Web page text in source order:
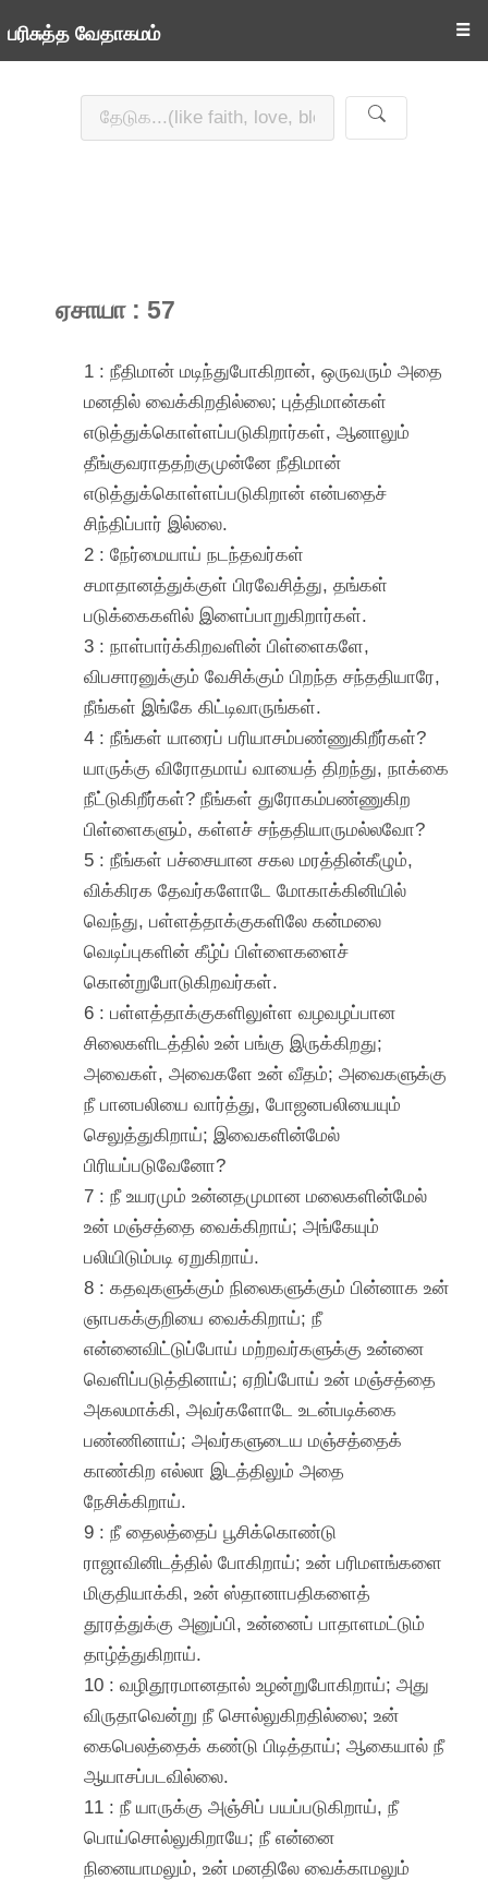
பரிசுத்த வேதாகமம் ☰
ஏசாயா : 57
1 : நீதிமான் மடிந்துபோகிறான், ஒருவரும் அதை
மனதில் வைக்கிறதில்லை; புத்திமான்கள்
எடுத்துக்கொள்ளப்படுகிறார்கள், ஆனாலும்
தீங்குவராததற்குமுன்னே நீதிமான்
எடுத்துக்கொள்ளப்படுகிறான் என்பதைச்
சிந்திப்பார் இல்லை.
2 : நேர்மையாய் நடந்தவர்கள்
சமாதானத்துக்குள் பிரவேசித்து, தங்கள்
படுக்கைகளில் இளைப்பாறுகிறார்கள்.
3 : நாள்பார்க்கிறவளின் பிள்ளைகளே,
விபசாரனுக்கும் வேசிக்கும் பிறந்த சந்ததியாரே,
நீங்கள் இங்கே கிட்டிவாருங்கள்.
4 : நீங்கள் யாரைப் பரியாசம்பண்ணுகிறீர்கள்?
யாருக்கு விரோதமாய் வாயைத் திறந்து, நாக்கை
நீட்டுகிறீர்கள்? நீங்கள் துரோகம்பண்ணுகிற
பிள்ளைகளும், கள்ளச் சந்ததியாருமல்லவோ?
5 : நீங்கள் பச்சையான சகல மரத்தின்கீழும்,
விக்கிரக தேவர்களோடே மோகாக்கினியில்
வெந்து, பள்ளத்தாக்குகளிலே கன்மலை
வெடிப்புகளின் கீழ்ப் பிள்ளைகளைச்
கொன்றுபோடுகிறவர்கள்.
6 : பள்ளத்தாக்குகளிலுள்ள வழவழப்பான
சிலைகளிடத்தில் உன் பங்கு இருக்கிறது;
அவைகள், அவைகளே உன் வீதம்; அவைகளுக்கு
நீ பானபலியை வார்த்து, போஜனபலியையும்
செலுத்துகிறாய்; இவைகளின்மேல்
பிரியப்படுவேனோ?
7 : நீ உயரமும் உன்னதமுமான மலைகளின்மேல்
உன் மஞ்சத்தை வைக்கிறாய்; அங்கேயும்
பலியிடும்படி ஏறுகிறாய்.
8 : கதவுகளுக்கும் நிலைகளுக்கும் பின்னாக உன்
ஞாபகக்குறியை வைக்கிறாய்; நீ
என்னைவிட்டுப்போய் மற்றவர்களுக்கு உன்னை
வெளிப்படுத்தினாய்; ஏறிப்போய் உன் மஞ்சத்தை
அகலமாக்கி, அவர்களோடே உடன்படிக்கை
பண்ணினாய்; அவர்களுடைய மஞ்சத்தைக்
காண்கிற எல்லா இடத்திலும் அதை
நேசிக்கிறாய்.
9 : நீ தைலத்தைப் பூசிக்கொண்டு
ராஜாவினிடத்தில் போகிறாய்; உன் பரிமளங்களை
மிகுதியாக்கி, உன் ஸ்தானாபதிகளைத்
தூரத்துக்கு அனுப்பி, உன்னைப் பாதாளமட்டும்
தாழ்த்துகிறாய்.
10 : வழிதூரமானதால் உழன்றுபோகிறாய்; அது
விருதாவென்று நீ சொல்லுகிறதில்லை; உன்
கைபெலத்தைக் கண்டு பிடித்தாய்; ஆகையால் நீ
ஆயாசப்படவில்லை.
11 : நீ யாருக்கு அஞ்சிப் பயப்படுகிறாய், நீ
பொய்சொல்லுகிறாயே; நீ என்னை
நினையாமலும், உன் மனதிலே வைக்காமலும்